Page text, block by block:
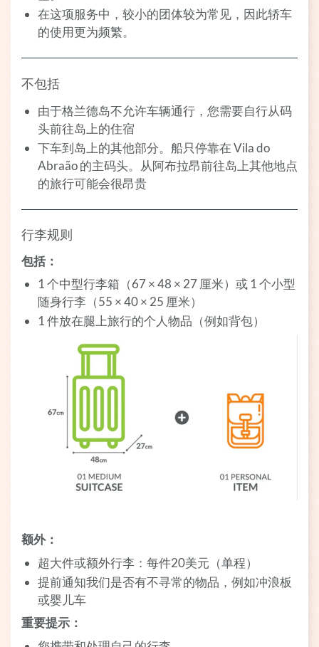
在这项服务中，较小的团体较为常见，因此轿车
的使用更为频繁。
不包括
由于格兰德岛不允许车辆通行，您需要自行从码
头前往岛上的住宿
下车到岛上的其他部分。船只停靠在 Vila do
Abraão 的主码头。从阿布拉昂前往岛上其他地点
的旅行可能会很昂贵
行李规则
包括：
1 个中型行李箱（67 × 48 × 27 厘米）或 1 个小型
随身行李（55 × 40 × 25 厘米）
1 件放在腿上旅行的个人物品（例如背包）
额外：
超大件或额外行李：每件20美元（单程）
提前通知我们是否有不寻常的物品，例如冲浪板
或婴儿车
重要提示：